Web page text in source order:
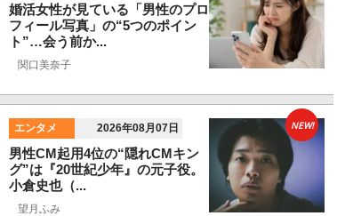
婚活女性が見ている「男性のプロ
フィール写真」の“5つのポイン
ト”…会う前か...
関口美奈子
エンタメ 2026年08月07日
男性CM起用4位の“隠れCMキン
グ”は『20世紀少年』の元子役。
小倉史也（...
望月ふみ
NEW!